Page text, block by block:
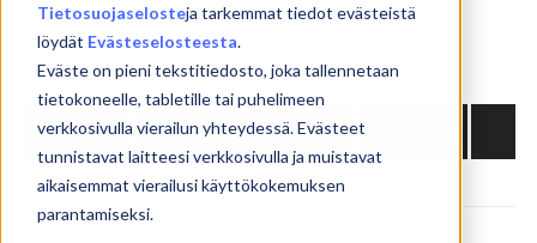
Tietosuojaselosteja tarkemmat tiedot evästeistä
löydät Evästeselosteesta.
Eväste on pieni tekstitiedosto, joka tallennetaan
tietokoneelle, tabletille tai puhelimeen
verkkosivulla vierailun yhteydessä. Evästeet
tunnistavat laitteesi verkkosivulla ja muistavat
aikaisemmat vierailusi käyttökokemuksen
parantamiseksi.
Show
products
Search:
NIMI PVM PAIKKA
No matching products found.